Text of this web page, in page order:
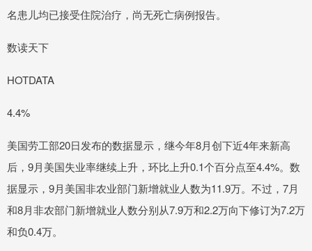
名患儿均已接受住院治疗，尚无死亡病例报告。
数读天下
HOTDATA
4.4%
美国劳工部20日发布的数据显示，继今年8月创下近4年来新高
后，9月美国失业率继续上升，环比上升0.1个百分点至4.4%。数
据显示，9月美国非农业部门新增就业人数为11.9万。不过，7月
和8月非农部门新增就业人数分别从7.9万和2.2万向下修订为7.2万
和负0.4万。